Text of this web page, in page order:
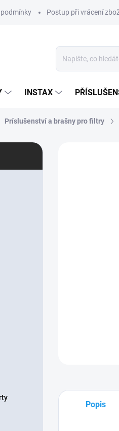
Postup při vrácení
INSTAX
Príslušenství a brašny pro filtry
Popis